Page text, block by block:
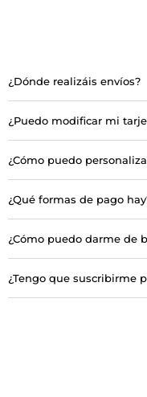
¿Dónde realizáis envíos?
¿Puedo modificar mi
¿Cómo puedo
¿Qué formas de pago
¿Cómo puedo darme de
¿Tengo que suscribirme